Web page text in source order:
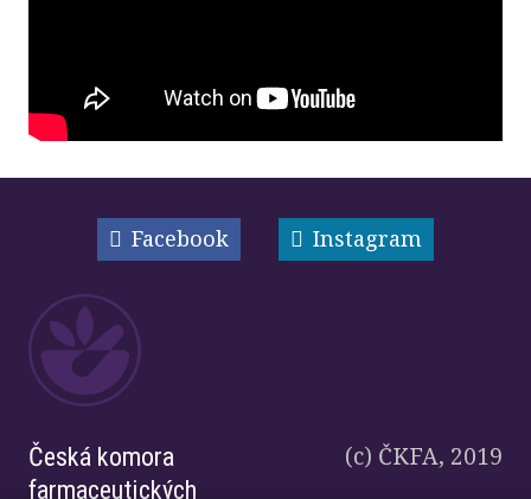
Facebook Instagram
Česká komora
farmaceutických
(c) ČKFA, 2019